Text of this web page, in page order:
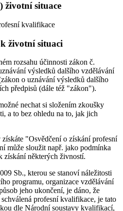
životní situace
kvalifikace
životní situaci
rozsahu účinnosti zákon č.
výsledků dalšího vzdělávání
o uznávání výsledků dalšího
předpisů (dále též "zákon").
nechat si složením zkoušky
a to bez ohledu na to, jak jich
"Osvědčení o získání profesní
může sloužit např. jako podmínka
získání některých živností.
Sb., kterou se stanoví náležitosti
programu, organizace vzdělávání
jeho ukončení, je dáno, že
profesní kvalifikace, je tato
dle Národní soustavy kvalifikací,